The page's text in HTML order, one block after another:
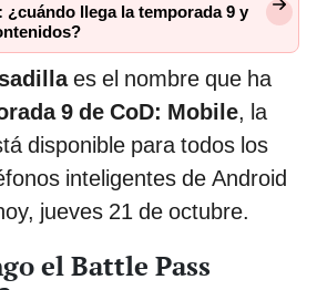
llega la temporada 9 y
es el nombre que ha
9 de CoD: Mobile, la
disponible para todos los
inteligentes de Android
jueves 21 de octubre.
el Battle Pass